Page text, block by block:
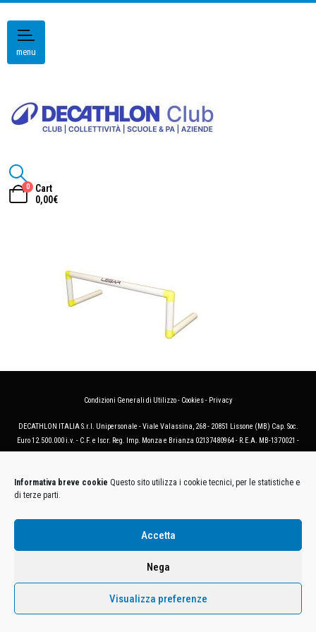
Informativa breve cookie Questo sito utilizza i cookie tecnici, per le statistiche e
di terze parti.
Accetta
Nega
Visualizza preferenze
menu
0
Cart
0,00€
Condizioni Generali di Utilizzo- Cookies- Privacy
DECATHLON ITALIA S.r.l. Unipersonale - Viale Valassina, 268 - 20851 Lissone (MB) Cap. Soc.
Euro 12.500.000 i.v. - C.F. e Iscr. Reg. Imp. Monza e Brianza 02137480964 - R.E.A. MB-1370021 -